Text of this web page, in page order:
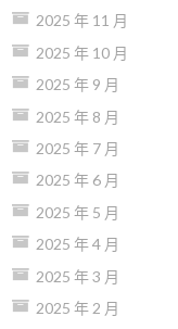
2025 年 11 月
2025 年 10 月
2025 年 9 月
2025 年 8 月
2025 年 7 月
2025 年 6 月
2025 年 5 月
2025 年 4 月
2025 年 3 月
2025 年 2 月